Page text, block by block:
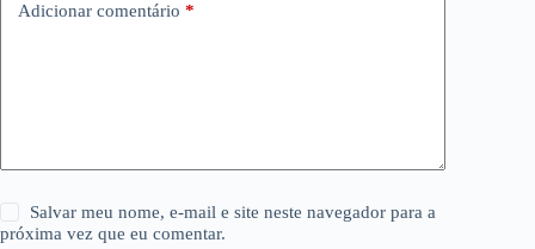
Adicionar comentário *
Salvar meu nome, e-mail e site neste navegador para a
próxima vez que eu comentar.